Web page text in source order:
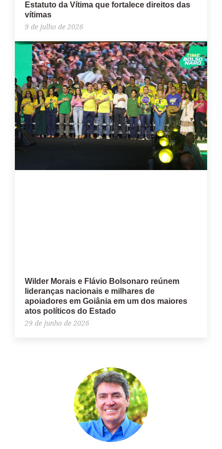
Estatuto da Vítima que fortalece direitos das
vítimas
9 de julho de 2026
Wilder Morais e Flávio Bolsonaro reúnem
lideranças nacionais e milhares de
apoiadores em Goiânia em um dos maiores
atos políticos do Estado
29 de junho de 2026